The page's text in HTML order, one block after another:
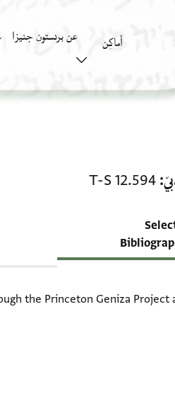
أَماكِن عن برنستون جنيزا
T-S 12.594